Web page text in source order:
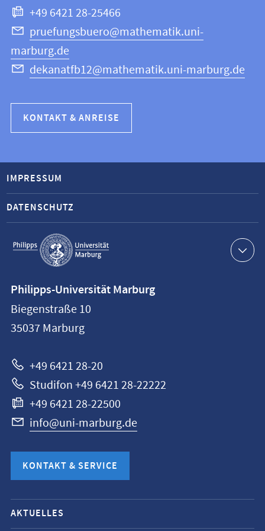
+49 6421 28-25466
pruefungsbuero@mathematik.uni-
marburg.de
dekanatfb12@mathematik.uni-marburg.de
KONTAKT & ANREISE
Service-
Navigation
IMPRESSUM
DATENSCHUTZ
Philipps-
Universität
Marburg
Philipps-Universität Marburg
Biegenstraße 10
35037 Marburg
+49 6421 28-20
Studifon +49 6421 28-22222
+49 6421 28-22500
info@uni-marburg.de
KONTAKT & SERVICE
Mobile-
Service-
AKTUELLES